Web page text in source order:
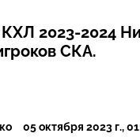
2023-2024
СКА.
05 октября 2023 г.,